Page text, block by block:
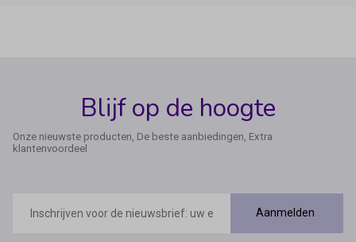
Blijf op de hoogte
Onze nieuwste producten, De beste aanbiedingen, Extra
klantenvoordeel
mailadres
Aanmelden